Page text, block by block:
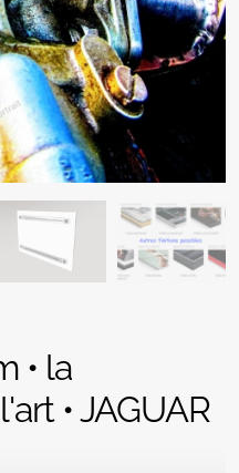
• la
• JAGUAR